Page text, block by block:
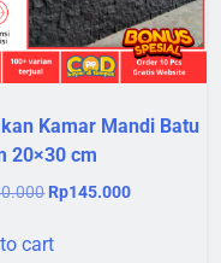
Kamar Mandi Batu
20×30 cm
Original
was:
Rp145.000Current
cart